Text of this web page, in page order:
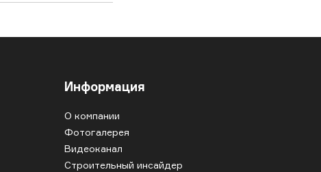
Информация
О компании
Фотогалерея
Видеоканал
Строительный инсайдер